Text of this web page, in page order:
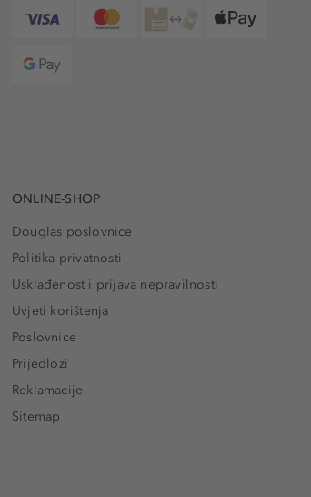
ONLINE-SHOP
Douglas poslovnice
Politika privatnosti
Usklađenost i prijava nepravilnosti
Uvjeti korištenja
Poslovnice
Prijedlozi
Reklamacije
Sitemap